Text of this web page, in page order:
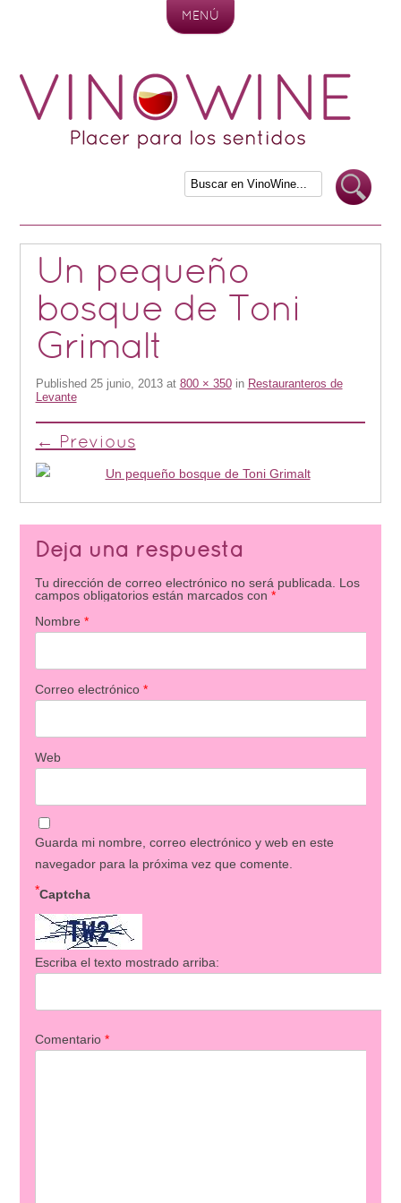
MENÚ
Un pequeño
bosque de Toni
Grimalt
Published 25 junio, 2013at 800 × 350in Restauranteros de
Levante
← Previous
Deja una respuesta
Tu dirección de correo electrónico no será publicada. Los
campos obligatorios están marcados con *
Nombre *
Correo electrónico *
Web
Guarda mi nombre, correo electrónico y web en este
navegador para la próxima vez que comente.
Captcha
*
Escriba el texto mostrado arriba:
Comentario *